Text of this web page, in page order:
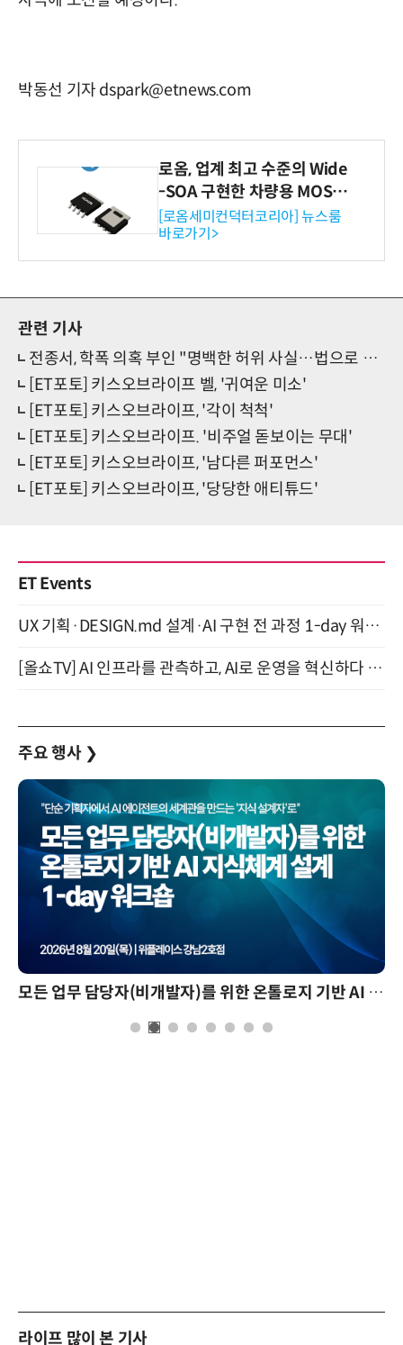
박동선 기자 dspark@etnews.com
로옴, 업계 최고 수준의 Wide
-SOA 구현한 차량용 MOSF
ET 개발
[로옴세미컨덕터코리아] 뉴스룸
바로가기>
관련 기사
전종서, 학폭 의혹 부인 "명백한 허위 사실…법으로 대응하겠다"
[ET포토] 키스오브라이프 벨, '귀여운 미소'
[ET포토] 키스오브라이프, '각이 척척'
[ET포토] 키스오브라이프. '비주얼 돋보이는 무대'
[ET포토] 키스오브라이프, '남다른 퍼포먼스'
[ET포토] 키스오브라이프, '당당한 애티튜드'
ET Events
UX 기획·DESIGN.md 설계·AI 구현 전 과정 1-day 워크숍 with Claude Code·Codex 9월 15일 개최
[올쇼TV] AI 인프라를 관측하고, AI로 운영을 혁신하다 (8월 11일 생방송)
주요 행사 ❯
모든 업무 담당자(비개발자)를 위한 온톨로지 기반 AI 지식체계 설계 1-day 워크숍
라이프 많이 본 기사